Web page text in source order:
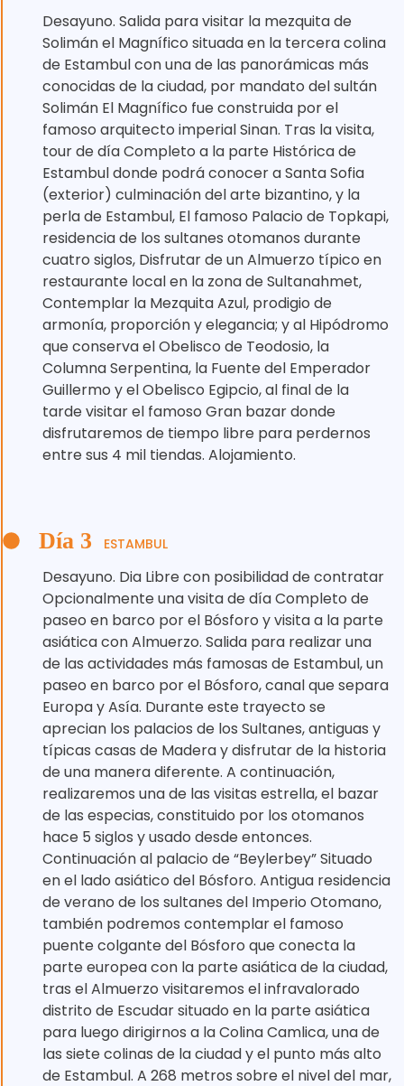
Desayuno. Salida para visitar la mezquita de
Solimán el Magnífico situada en la tercera colina
de Estambul con una de las panorámicas más
conocidas de la ciudad, por mandato del sultán
Solimán El Magnífico fue construida por el
famoso arquitecto imperial Sinan. Tras la visita,
tour de día Completo a la parte Histórica de
Estambul donde podrá conocer a Santa Sofia
(exterior) culminación del arte bizantino, y la
perla de Estambul, El famoso Palacio de Topkapi,
residencia de los sultanes otomanos durante
cuatro siglos, Disfrutar de un Almuerzo típico en
restaurante local en la zona de Sultanahmet,
Contemplar la Mezquita Azul, prodigio de
armonía, proporción y elegancia; y al Hipódromo
que conserva el Obelisco de Teodosio, la
Columna Serpentina, la Fuente del Emperador
Guillermo y el Obelisco Egipcio, al final de la
tarde visitar el famoso Gran bazar donde
disfrutaremos de tiempo libre para perdernos
entre sus 4 mil tiendas. Alojamiento.
Día 3 ESTAMBUL
Desayuno. Dia Libre con posibilidad de contratar
Opcionalmente una visita de día Completo de
paseo en barco por el Bósforo y visita a la parte
asiática con Almuerzo. Salida para realizar una
de las actividades más famosas de Estambul, un
paseo en barco por el Bósforo, canal que separa
Europa y Asía. Durante este trayecto se
aprecian los palacios de los Sultanes, antiguas y
típicas casas de Madera y disfrutar de la historia
de una manera diferente. A continuación,
realizaremos una de las visitas estrella, el bazar
de las especias, constituido por los otomanos
hace 5 siglos y usado desde entonces.
Continuación al palacio de “Beylerbey” Situado
en el lado asiático del Bósforo. Antigua residencia
de verano de los sultanes del Imperio Otomano,
también podremos contemplar el famoso
puente colgante del Bósforo que conecta la
parte europea con la parte asiática de la ciudad,
tras el Almuerzo visitaremos el infravalorado
distrito de Escudar situado en la parte asiática
para luego dirigirnos a la Colina Camlica, una de
las siete colinas de la ciudad y el punto más alto
de Estambul. A 268 metros sobre el nivel del mar,